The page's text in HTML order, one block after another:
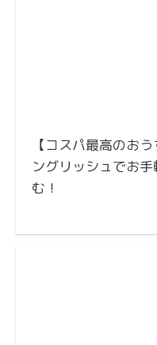
【コスパ最高のお
ングリッシュでお
む！